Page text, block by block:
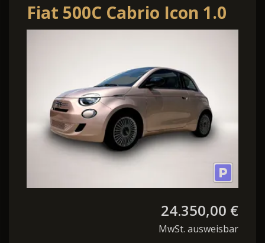
Fiat 500C Cabrio Icon 1.0
FireFly *Klimaauto Alu
24.350,00 €
MwSt. ausweisbar